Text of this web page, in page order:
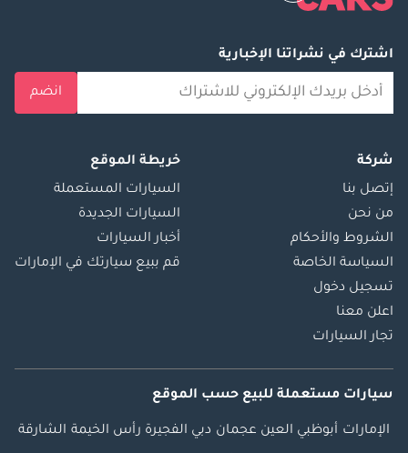
اشترك في نشراتنا الإخبارية
انضم
شركة
إتصل بنا
من نحن
الشروط والأحكام
السياسة الخاصة
تسجيل دخول
اعلن معنا
تجار السيارات
خريطة الموقع
السيارات المستعملة
السيارات الجديدة
أخبار السيارات
قم ببيع سيارتك في الإمارات
سيارات مستعملة للبيع حسب الموقع
الإمارات أبوظبي العين عجمان دبي الفجيرة رأس الخيمة الشارقة